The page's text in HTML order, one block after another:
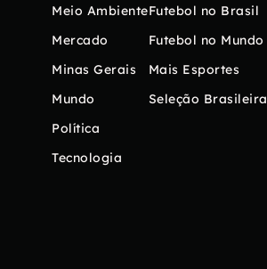
Meio Ambiente
Mercado
Minas Gerais
Mundo
Política
Tecnologia
Futebol no Brasil
Futebol no Mundo
Mais Esportes
Seleção Brasileira